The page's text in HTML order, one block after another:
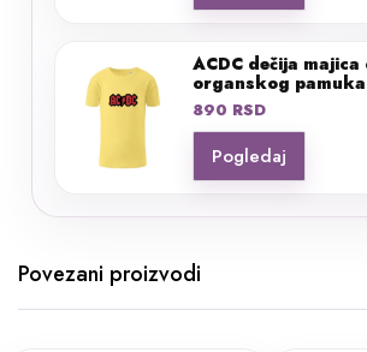
ACDC dečija majica
organskog pamuka
890 RSD
Pogledaj
Povezani proizvodi
Ovaj